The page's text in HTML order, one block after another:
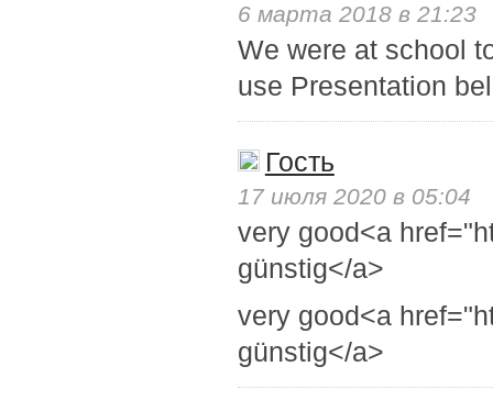
6 марта 2018 в 21:23
We were at school
use Presentation
Гость
17 июля 2020 в 05:04
very good<a
günstig</a>
very good<a
günstig</a>